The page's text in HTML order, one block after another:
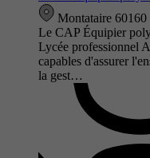
Montataire 60160
Le CAP Équipier
Lycée professionnel
capables d'assurer
la gest…